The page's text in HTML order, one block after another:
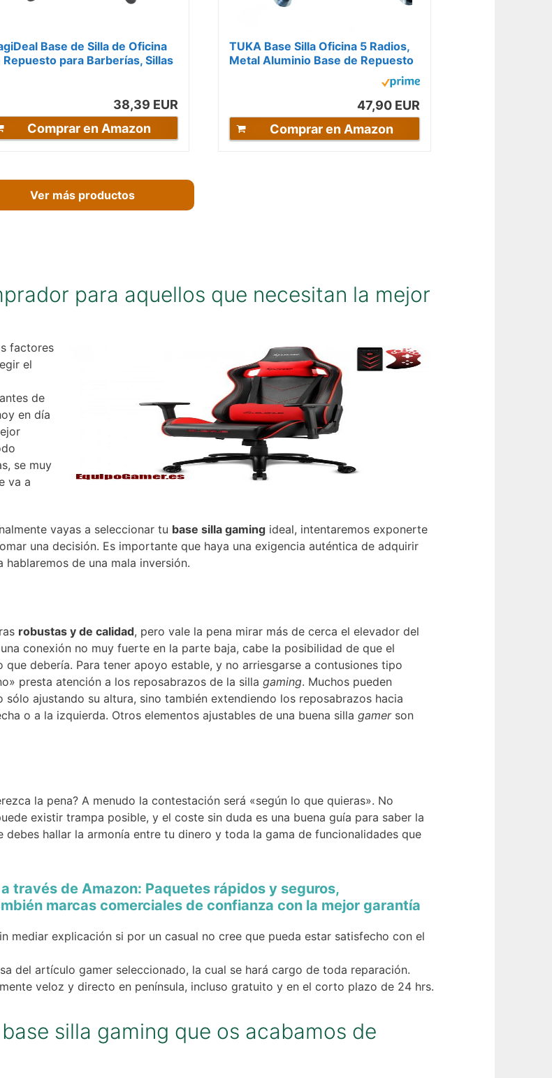
Base de Silla de Oficina
Repuesto para Barberías, Sillas
38,39 EUR
Comprar en Amazon
TUKA Base Silla Oficina 5 Radios,
Metal Aluminio Base de Repuesto
para Silla de Ordenador, para 11...
47,90 EUR
Comprar en Amazon
Ver más productos
para aquellos que necesitan la mejor
factores
el
de
en día
se muy
va a
vayas a seleccionar tu base silla gaming ideal, intentaremos exponerte
una decisión. Es importante que haya una exigencia auténtica de adquirir
de una mala inversión.
robustas y de calidad, pero vale la pena mirar más de cerca el elevador del
conexión no muy fuerte en la parte baja, cabe la posibilidad de que el
debería. Para tener apoyo estable, y no arriesgarse a contusiones tipo
presta atención a los reposabrazos de la silla gaming. Muchos pueden
ajustando su altura, sino también extendiendo los reposabrazos hacia
o a la izquierda. Otros elementos ajustables de una buena silla gamerson
la pena? A menudo la contestación será «según lo que quieras». No
existir trampa posible, y el coste sin duda es una buena guía para saber la
hallar la armonía entre tu dinero y toda la gama de funcionalidades que
través de Amazon: Paquetes rápidos y seguros,
marcas comerciales de confianza con la mejor garantía
mediar explicación si por un casual no cree que pueda estar satisfecho con el
del artículo gamer seleccionado, la cual se hará cargo de toda reparación.
veloz y directo en península, incluso gratuito y en el corto plazo de 24 hrs.
silla gaming que os acabamos de